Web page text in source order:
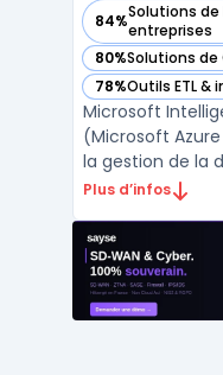
84%Solutions
entreprises
— voir Microsoft
80%Solutions
— voir Microsoft
78%Outils ETL
— voir Microsoft
Microsoft
(Microsoft
la gestion de la
limiter la
réel aux
réunit bases de
avancée et ...
Plus d’infos